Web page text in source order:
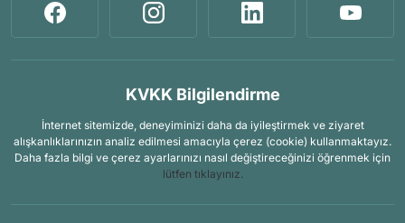
KVKK Bilgilendirme
İnternet sitemizde, deneyiminizi daha da iyileştirmek ve ziyaret
alışkanlıklarınızın analiz edilmesi amacıyla çerez (cookie) kullanmaktayız.
Daha fazla bilgi ve çerez ayarlarınızı nasıl değiştireceğinizi öğrenmek için
lütfen tıklayınız.